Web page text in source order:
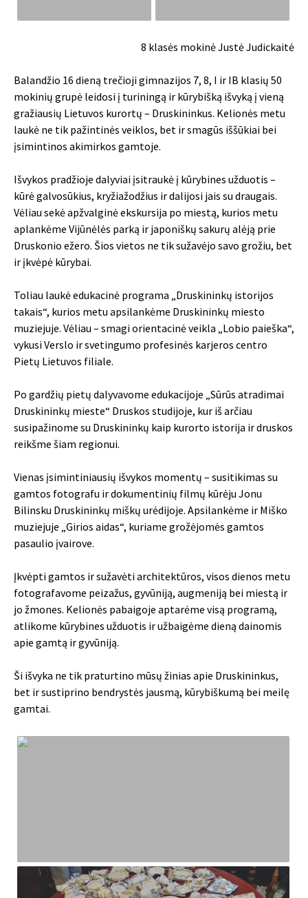
8 klasės mokinė Justė Judickaitė
Balandžio 16 dieną trečioji gimnazijos 7, 8, I ir IB klasių 50
mokinių grupė leidosi į turiningą ir kūrybišką išvyką į vieną
gražiausių Lietuvos kurortų – Druskininkus. Kelionės metu
laukė ne tik pažintinės veiklos, bet ir smagūs iššūkiai bei
įsimintinos akimirkos gamtoje.
Išvykos pradžioje dalyviai įsitraukė į kūrybines užduotis –
kūrė galvosūkius, kryžiažodžius ir dalijosi jais su draugais.
Vėliau sekė apžvalginė ekskursija po miestą, kurios metu
aplankėme Vijūnėlės parką ir japoniškų sakurų alėją prie
Druskonio ežero. Šios vietos ne tik sužavėjo savo grožiu, bet
ir įkvėpė kūrybai.
Toliau laukė edukacinė programa „Druskininkų istorijos
takais“, kurios metu apsilankėme Druskininkų miesto
muziejuje. Vėliau – smagi orientacinė veikla „Lobio paieška“,
vykusi Verslo ir svetingumo profesinės karjeros centro
Pietų Lietuvos filiale.
Po gardžių pietų dalyvavome edukacijoje „Sūrūs atradimai
Druskininkų mieste“ Druskos studijoje, kur iš arčiau
susipažinome su Druskininkų kaip kurorto istorija ir druskos
reikšme šiam regionui.
Vienas įsimintiniausių išvykos momentų – susitikimas su
gamtos fotografu ir dokumentinių filmų kūrėju Jonu
Bilinsku Druskininkų miškų urėdijoje. Apsilankėme ir Miško
muziejuje „Girios aidas“, kuriame grožėjomės gamtos
pasaulio įvairove.
Įkvėpti gamtos ir sužavėti architektūros, visos dienos metu
fotografavome peizažus, gyvūniją, augmeniją bei miestą ir
jo žmones. Kelionės pabaigoje aptarėme visą programą,
atlikome kūrybines užduotis ir užbaigėme dieną dainomis
apie gamtą ir gyvūniją.
Ši išvyka ne tik praturtino mūsų žinias apie Druskininkus,
bet ir sustiprino bendrystės jausmą, kūrybiškumą bei meilę
gamtai.